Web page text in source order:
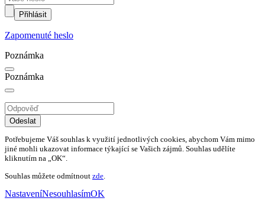
Přihlásit
Zapomenuté heslo
Poznámka
Poznámka
Odeslat
Potřebujeme Váš souhlas k využití jednotlivých cookies, abychom Vám mimo
jiné mohli ukazovat informace týkající se Vašich zájmů. Souhlas udělíte
kliknutím na „OK“.
Souhlas můžete odmítnout zde
NastaveníNesouhlasímOK